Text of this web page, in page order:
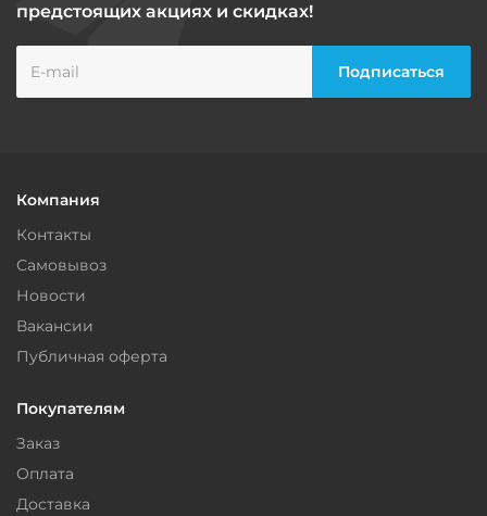
предстоящих акциях и скидках!
Компания
Контакты
Самовывоз
Новости
Вакансии
Публичная оферта
Покупателям
Заказ
Оплата
Доставка